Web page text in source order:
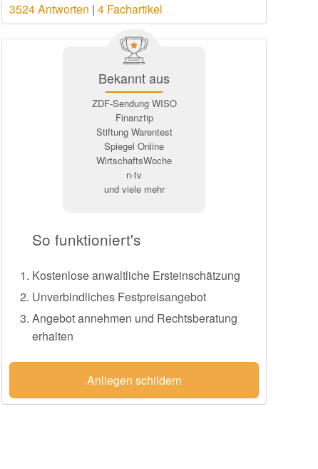
3524 Antworten | 4 Fachartikel
Bekannt aus
ZDF-Sendung WISO
Finanztip
Stiftung Warentest
Spiegel Online
WirtschaftsWoche
n-tv
und viele mehr
So funktioniert's
Kostenlose anwaltliche Ersteinschätzung
Unverbindliches Festpreisangebot
Angebot annehmen und Rechtsberatung
erhalten
Anliegen schildern